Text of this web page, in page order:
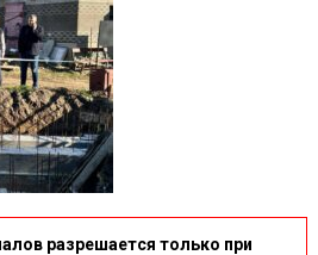
разрешается только при